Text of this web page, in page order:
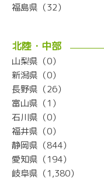
福島県（32）
北陸・中部
山梨県（0）
新潟県（0）
長野県（26）
富山県（1）
石川県（0）
福井県（0）
静岡県（844）
愛知県（194）
岐阜県（1,380）